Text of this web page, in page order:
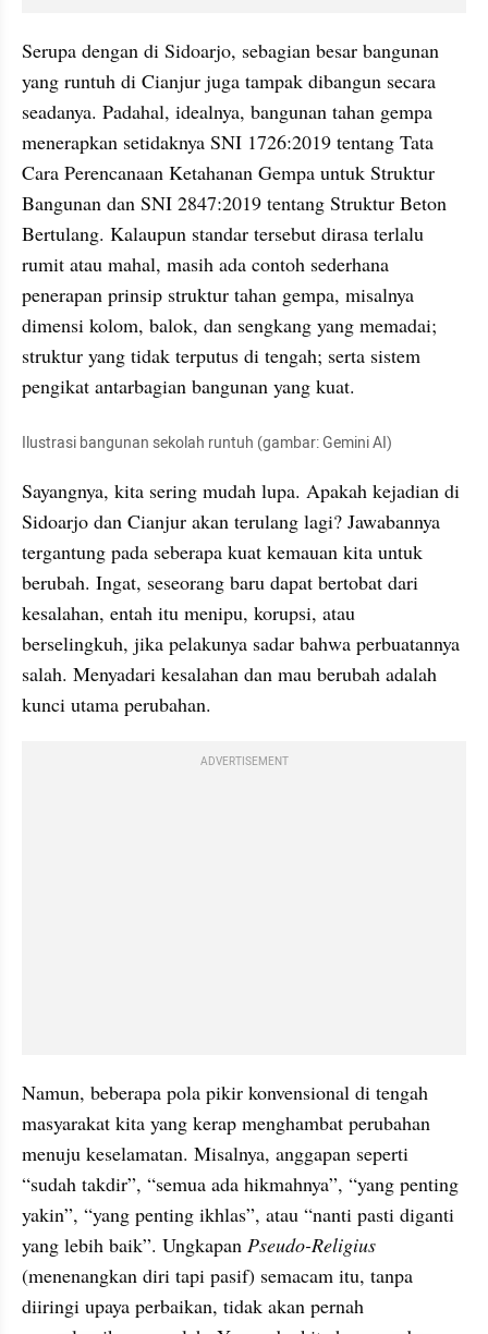
Serupa dengan di Sidoarjo, sebagian besar bangunan
yang runtuh di Cianjur juga tampak dibangun secara
seadanya. Padahal, idealnya, bangunan tahan gempa
menerapkan setidaknya SNI 1726:2019 tentang Tata
Cara Perencanaan Ketahanan Gempa untuk Struktur
Bangunan dan SNI 2847:2019 tentang Struktur Beton
Bertulang. Kalaupun standar tersebut dirasa terlalu
rumit atau mahal, masih ada contoh sederhana
penerapan prinsip struktur tahan gempa, misalnya
dimensi kolom, balok, dan sengkang yang memadai;
struktur yang tidak terputus di tengah; serta sistem
pengikat antarbagian bangunan yang kuat.
Ilustrasi bangunan sekolah runtuh (gambar: Gemini AI)
Sayangnya, kita sering mudah lupa. Apakah kejadian di
Sidoarjo dan Cianjur akan terulang lagi? Jawabannya
tergantung pada seberapa kuat kemauan kita untuk
berubah. Ingat, seseorang baru dapat bertobat dari
kesalahan, entah itu menipu, korupsi, atau
berselingkuh, jika pelakunya sadar bahwa perbuatannya
salah. Menyadari kesalahan dan mau berubah adalah
kunci utama perubahan.
ADVERTISEMENT
Namun, beberapa pola pikir konvensional di tengah
masyarakat kita yang kerap menghambat perubahan
menuju keselamatan. Misalnya, anggapan seperti
“sudah takdir”, “semua ada hikmahnya”, “yang penting
yakin”, “yang penting ikhlas”, atau “nanti pasti diganti
yang lebih baik”. Ungkapan Pseudo-Religius
(menenangkan diri tapi pasif) semacam itu, tanpa
diiringi upaya perbaikan, tidak akan pernah